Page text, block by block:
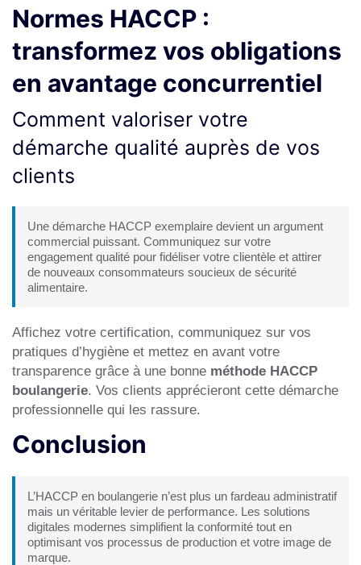
Normes HACCP :
transformez vos obligations
en avantage concurrentiel
Comment valoriser votre
démarche qualité auprès de vos
clients
Une démarche HACCP exemplaire devient un argument
commercial puissant. Communiquez sur votre
engagement qualité pour fidéliser votre clientèle et attirer
de nouveaux consommateurs soucieux de sécurité
alimentaire.
Affichez votre certification, communiquez sur vos
pratiques d’hygiène et mettez en avant votre
transparence grâce à une bonne méthode HACCP
boulangerie. Vos clients apprécieront cette démarche
professionnelle qui les rassure.
Conclusion
L’HACCP en boulangerie n’est plus un fardeau administratif
mais un véritable levier de performance. Les solutions
digitales modernes simplifient la conformité tout en
optimisant vos processus de production et votre image de
marque.